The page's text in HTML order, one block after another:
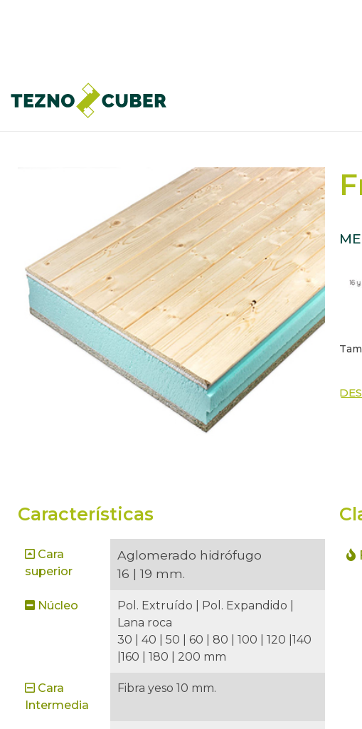
Características
Cara
superior
Aglomerado hidrófugo
16 | 19 mm.
Núcleo
Pol. Extruído | Pol. Expandido |
Lana roca
30 | 40 | 50 | 60 | 80 | 100 | 120 |140
|160 | 180 | 200 mm
Cara
Intermedia
Fibra yeso 10 mm.